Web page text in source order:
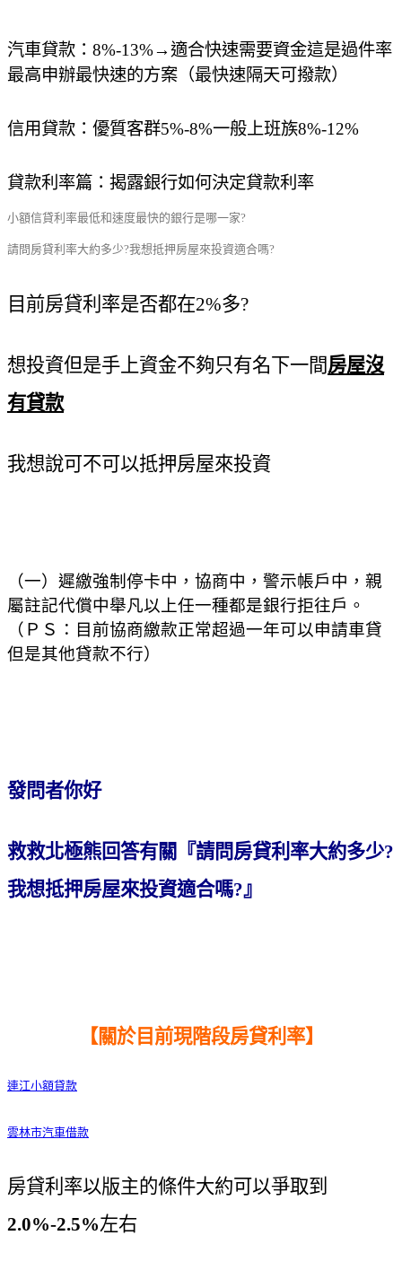
汽車貸款： 8%-13%→適合快速需要資金這是過件率
最高申辦最快速的方案（最快速隔天可撥款）
信用貸款：優質客群5%-8%一般上班族8%-12%
貸款利率篇：揭露銀行如何決定貸款利率
小額信貸利率最低和速度最快的銀行是哪一家?
請問房貸利率大約多少?我想抵押房屋來投資適合嗎?
目前房貸利率是否都在2%多?
想投資但是手上資金不夠只有名下一間房屋沒
有貸款
我想說可不可以抵押房屋來投資
（一）遲繳強制停卡中，協商中，警示帳戶中，親
屬註記代償中舉凡以上任一種都是銀行拒往戶。
（ＰＳ：目前協商繳款正常超過一年可以申請車貸
但是其他貸款不行）
發問者你好
救救北極熊回答有關『請問房貸利率大約多少?
我想抵押房屋來投資適合嗎?』
【關於目前現階段房貸利率】
連江小額貸款
雲林市汽車借款
房貸利率以版主的條件大約可以爭取到
2.0%-2.5%左右